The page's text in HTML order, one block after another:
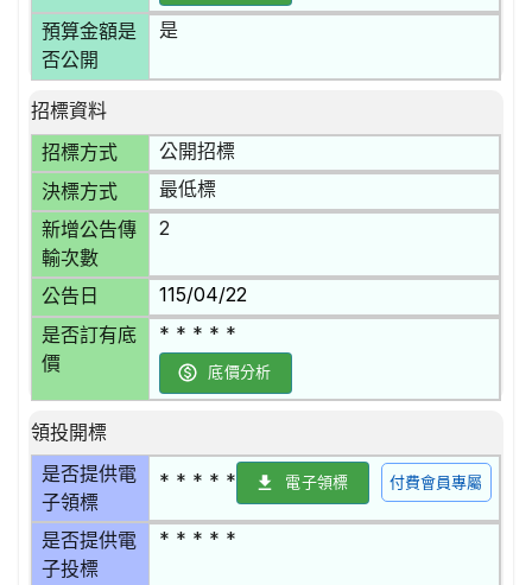
預算金額是
否公開
是
招標資料
招標方式
公開招標
決標方式 最低標
新增公告傳
輸次數
2
公告日 115/04/22
是否訂有底
價
* * * * *
底價分析
領投開標
是否提供電
子領標
* * * * * 電子領標 付費會員專屬
是否提供電
子投標
* * * * *